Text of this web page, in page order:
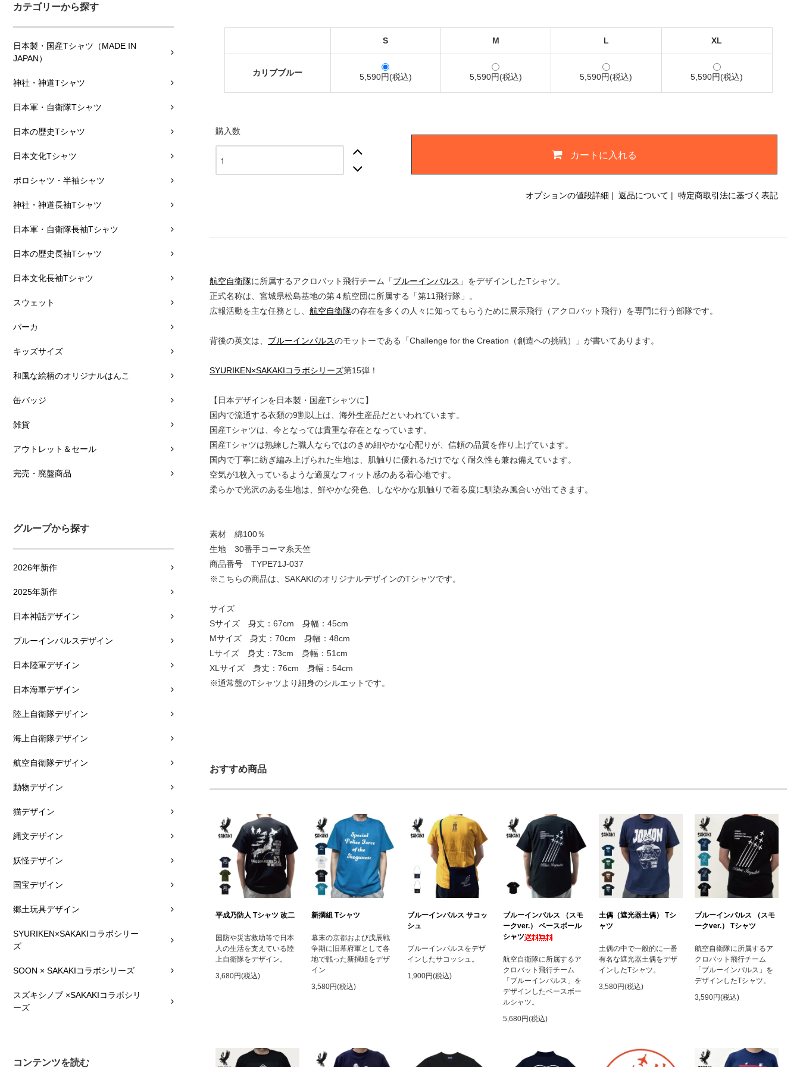
カテゴリーから探す
日本製・国産Tシャツ（MADE IN
JAPAN）
神社・神道Tシャツ
日本軍・自衛隊Tシャツ
日本の歴史Tシャツ
日本文化Tシャツ
ポロシャツ・半袖シャツ
神社・神道長袖Tシャツ
日本軍・自衛隊長袖Tシャツ
日本の歴史長袖Tシャツ
日本文化長袖Tシャツ
スウェット
パーカ
キッズサイズ
和風な絵柄のオリジナルはんこ
缶バッジ
雑貨
アウトレット＆セール
完売・廃盤商品
グループから探す
2026年新作
2025年新作
日本神話デザイン
ブルーインパルスデザイン
日本陸軍デザイン
日本海軍デザイン
陸上自衛隊デザイン
海上自衛隊デザイン
航空自衛隊デザイン
動物デザイン
猫デザイン
縄文デザイン
妖怪デザイン
国宝デザイン
郷土玩具デザイン
SYURIKEN×SAKAKIコラボシリー
ズ
SOON × SAKAKIコラボシリーズ
スズキシノブ ×SAKAKIコラボシリ
ーズ
コンテンツを読む
S M L XL
カリブブルー 5,590円(税込) 5,590円(税込) 5,590円(税込) 5,590円(税込)
購入数
カートに入れる
オプションの値段詳細 | 返品について | 特定商取引法に基づく表記
航空自衛隊に所属するアクロバット飛行チーム「ブルーインパルス 」をデザインしたTシャツ。
正式名称は、宮城県松島基地の第４航空団に所属する「第11飛行隊」。
広報活動を主な任務とし、 航空自衛隊の存在を多くの人々に知ってもらうために展示飛行（アクロバット飛行）を専門に行う部隊です。
背後の英文は、 ブルーインパルスのモットーである「Challenge for the Creation（創造への挑戦）」が書いてあります。
SYURIKEN×SAKAKIコラボシリーズ第15弾！
【日本デザインを日本製・国産Tシャツに】
国内で流通する衣類の9割以上は、海外生産品だといわれています。
国産Tシャツは、今となっては貴重な存在となっています。
国産Tシャツは熟練した職人ならではのきめ細やかな心配りが、信頼の品質を作り上げています。
国内で丁寧に紡ぎ編み上げられた生地は、肌触りに優れるだけでなく耐久性も兼ね備えています。
空気が1枚入っているような適度なフィット感のある着心地です。
柔らかで光沢のある生地は、鮮やかな発色、しなやかな肌触りで着る度に馴染み風合いが出てきます。
素材 綿100％
生地 30番手コーマ糸天竺
商品番号 TYPE71J-037
※こちらの商品は、SAKAKIのオリジナルデザインのTシャツです。
サイズ
Sサイズ 身丈：67cm 身幅：45cm
Mサイズ 身丈：70cm 身幅：48cm
Lサイズ 身丈：73cm 身幅：51cm
XLサイズ 身丈：76cm 身幅：54cm
※通常盤のTシャツより細身のシルエットです。
おすすめ商品
平成乃防人 Tシャツ 改二
国防や災害救助等で日本
人の生活を支えている陸
上自衛隊をデザイン。
3,680円(税込)
新撰組 Tシャツ
幕末の京都および戊辰戦
争期に旧幕府軍として各
地で戦った新撰組をデザ
イン
3,580円(税込)
ブルーインパルス サコッ
シュ
ブルーインパルスをデザ
インしたサコッシュ。
1,900円(税込)
ブルーインパルス （スモ
ークver.） ベースボール
シャツ
航空自衛隊に所属するア
クロバット飛行チーム
「ブルーインパルス」を
デザインしたベースボー
ルシャツ。
5,680円(税込)
土偶（遮光器土偶） Tシ
ャツ
土偶の中で一般的に一番
有名な遮光器土偶をデザ
インしたTシャツ。
3,580円(税込)
ブルーインパルス （スモ
ークver.） Tシャツ
航空自衛隊に所属するア
クロバット飛行チーム
「ブルーインパルス」を
デザインしたTシャツ。
3,590円(税込)